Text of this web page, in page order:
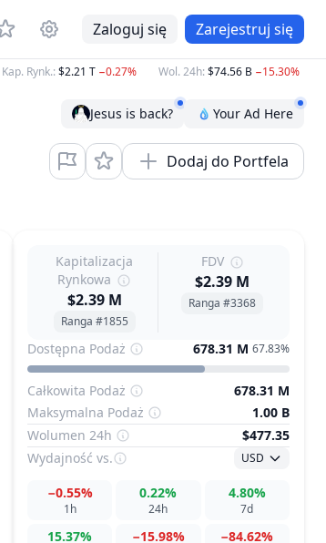
Zaloguj się Zarejestruj się
Kap. Rynk.:$2.21 T −0.27% Wol. 24h:$74.56 B −15.30%
Jesus is back? Your Ad Here
Dodaj do Portfela
Kapitalizacja
Rynkowa
$2.39 M
Ranga #1855
FDV
$2.39 M
Ranga #3368
Dostępna Podaż 678.31 M 67.83%
Całkowita Podaż
678.31 M
Maksymalna Podaż
1.00 B
Wolumen 24h
$477.35
Wydajność vs. USD
1h
−0.55%
24h
0.22%
7d
4.80%
15.37% −15.98% −84.62%